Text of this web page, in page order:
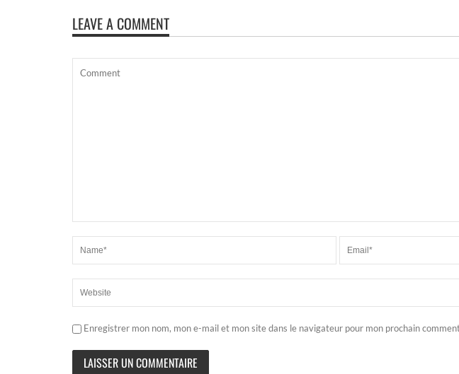
LEAVE A COMMENT
Enregistrer mon nom, mon e-mail et mon site dans le navigateur pour mon prochain